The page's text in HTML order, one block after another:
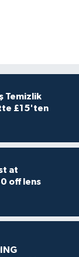
Temizlik
£15'ten
at
off lens